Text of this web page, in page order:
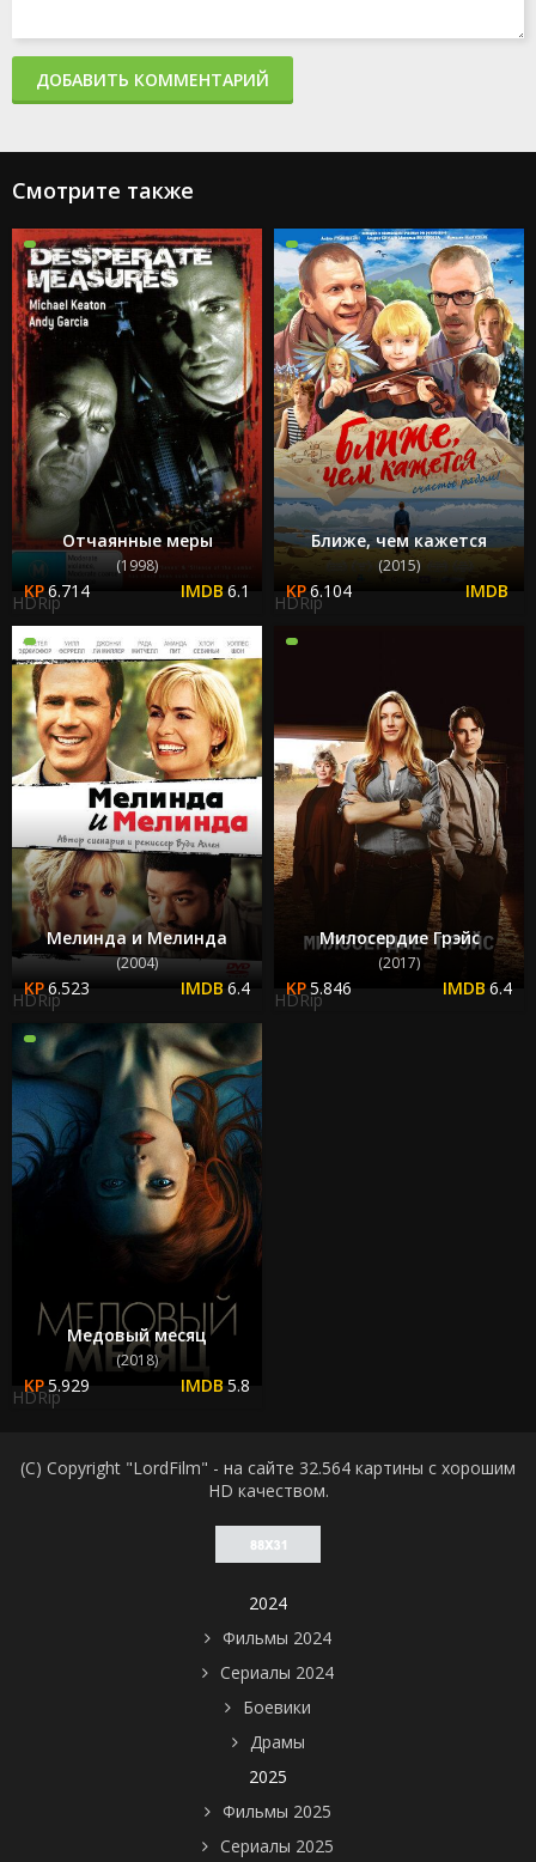
ДОБАВИТЬ КОММЕНТАРИЙ
Смотрите также
Отчаянные меры
(1998)
6.714 6.1
HDRip
Ближе, чем кажется
(2015)
6.104
HDRip
Мелинда и Мелинда
(2004)
6.523 6.4
HDRip
Милосердие Грэйс
(2017)
5.846 6.4
HDRip
Медовый месяц
(2018)
5.929 5.8
HDRip
(C) Copyright "LordFilm" - на сайте 32.564 картины с хорошим
HD качеством.
2024
Фильмы 2024
Сериалы 2024
Боевики
Драмы
2025
Фильмы 2025
Сериалы 2025